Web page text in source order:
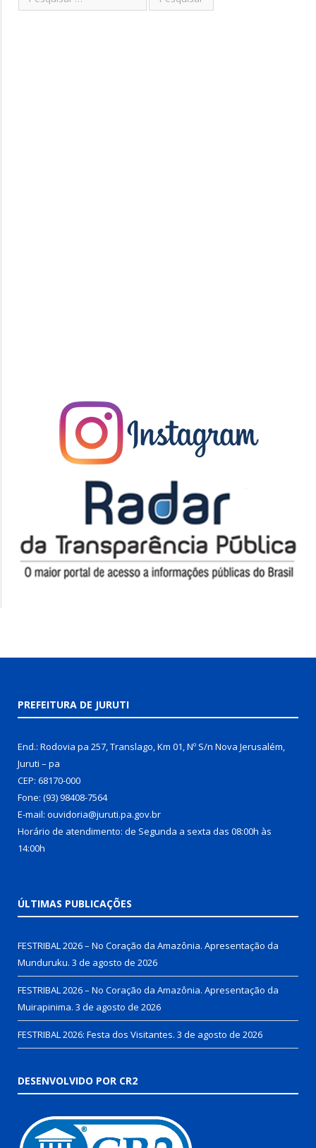
PREFEITURA DE JURUTI
End.: Rodovia pa 257, Translago, Km 01, Nº S/n Nova Jerusalém,
Juruti – pa
CEP: 68170-000
Fone: (93) 98408-7564
E-mail: ouvidoria@juruti.pa.gov.br
Horário de atendimento: de Segunda a sexta das 08:00h às
14:00h
ÚLTIMAS PUBLICAÇÕES
FESTRIBAL 2026 – No Coração da Amazônia. Apresentação da
Munduruku. 3 de agosto de 2026
FESTRIBAL 2026 – No Coração da Amazônia. Apresentação da
Muirapinima. 3 de agosto de 2026
FESTRIBAL 2026: Festa dos Visitantes. 3 de agosto de 2026
DESENVOLVIDO POR CR2